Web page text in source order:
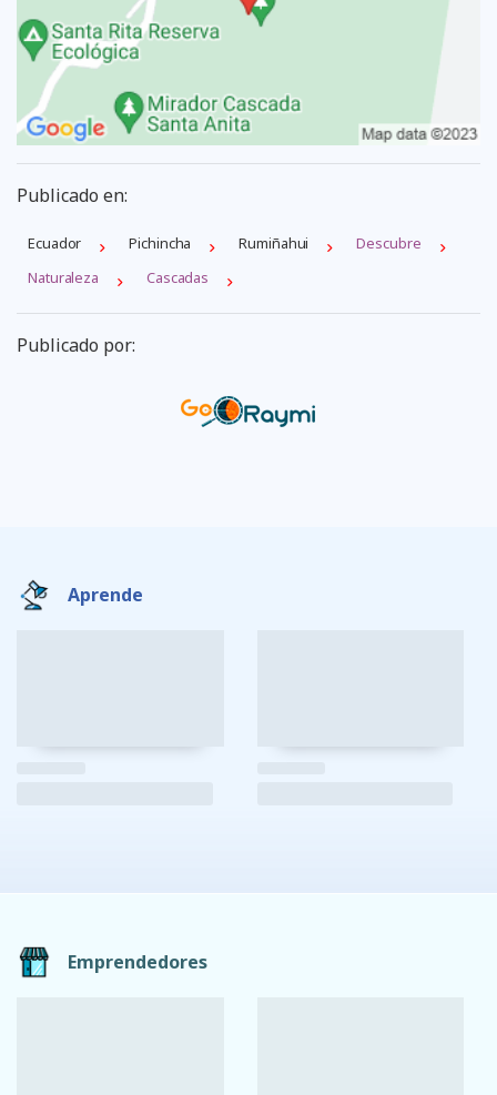
Publicado en:
Ecuador Pichincha Rumiñahui
Descubre
Naturaleza
Cascadas
Publicado por:
Aprende
Emprendedores